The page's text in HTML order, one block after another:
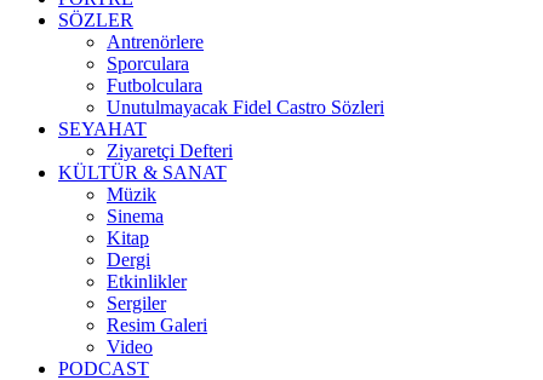
SÖZLER
Antrenörlere
Sporculara
Futbolculara
Unutulmayacak Fidel Castro Sözleri
SEYAHAT
Ziyaretçi Defteri
KÜLTÜR & SANAT
Müzik
Sinema
Kitap
Dergi
Etkinlikler
Sergiler
Resim Galeri
Video
PODCAST